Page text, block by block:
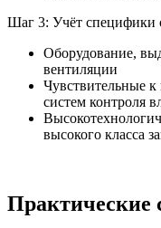
Шаг 3: Учёт специфики
Оборудование,
вентиляции
Чувствительные
систем контроля
высокого класса
Практические